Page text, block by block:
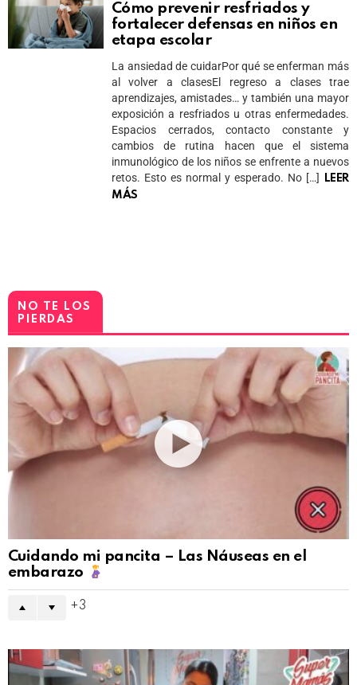
Cómo prevenir resfriados y
fortalecer defensas en niños en
etapa escolar
La ansiedad de cuidarPor qué se enferman más
al volver a clasesEl regreso a clases trae
aprendizajes, amistades… y también una mayor
exposición a resfriados u otras enfermedades.
Espacios cerrados, contacto constante y
cambios de rutina hacen que el sistema
inmunológico de los niños se enfrente a nuevos
retos. Esto es normal y esperado. No […]
LEER
MÁS
NO TE LOS
PIERDAS
Cuidando mi pancita – Las Náuseas en el
embarazo
3